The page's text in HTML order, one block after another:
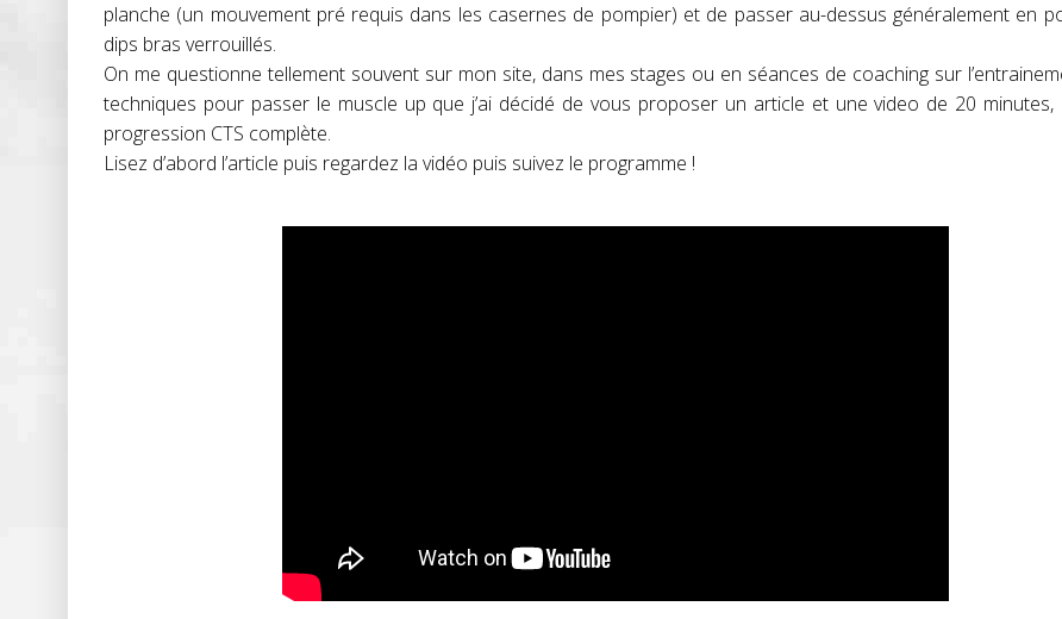
planche (un mouvement pré requis dans les casernes de pompier) et de passer au-dessus généralement en
dips bras verrouillés.
On me questionne tellement souvent sur mon site, dans mes stages ou en séances de coaching sur
techniques pour passer le muscle up que j’ai décidé de vous proposer un article et une video de 20 minutes,
progression CTS complète.
Lisez d’abord l’article puis regardez la vidéo puis suivez le programme !